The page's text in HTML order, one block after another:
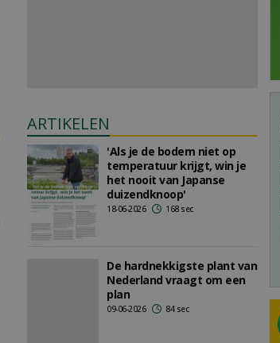
ARTIKELEN
'Als je de bodem niet op
temperatuur krijgt, win je
het nooit van Japanse
duizendknoop'
18-06-2026 168 sec
De hardnekkigste plant van
Nederland vraagt om een
plan
09-06-2026 84 sec